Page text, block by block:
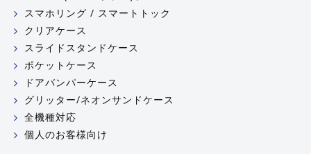
スマホリング / スマートトック
クリアケース
スライドスタンドケース
ポケットケース
ドアバンパーケース
グリッター/ネオンサンドケース
全機種対応
個人のお客様向け